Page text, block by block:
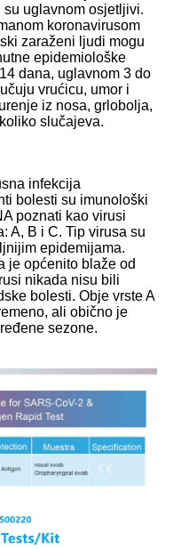
uglavnom osjetljivi.
koronavirusom
zaraženi ljudi mogu
epidemiološke
dana, uglavnom 3 do
vrućicu, umor i
iz nosa, grlobolja,
slučajeva.
infekcija
bolesti su imunološki
poznati kao virusi
A, B i C. Tip virusa su
epidemijama.
je općenito blaže od
nikada nisu bili
bolesti. Obje vrste A
ali obično je
sezone.